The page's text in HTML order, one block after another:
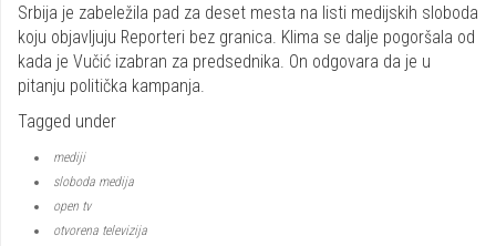
Srbija je zabeležila pad za deset mesta na listi medijskih sloboda
koju objavljuju Reporteri bez granica. Klima se dalje pogoršala od
kada je Vučić izabran za predsednika. On odgovara da je u
pitanju politička kampanja.
Tagged under
mediji
sloboda medija
open tv
otvorena televizija